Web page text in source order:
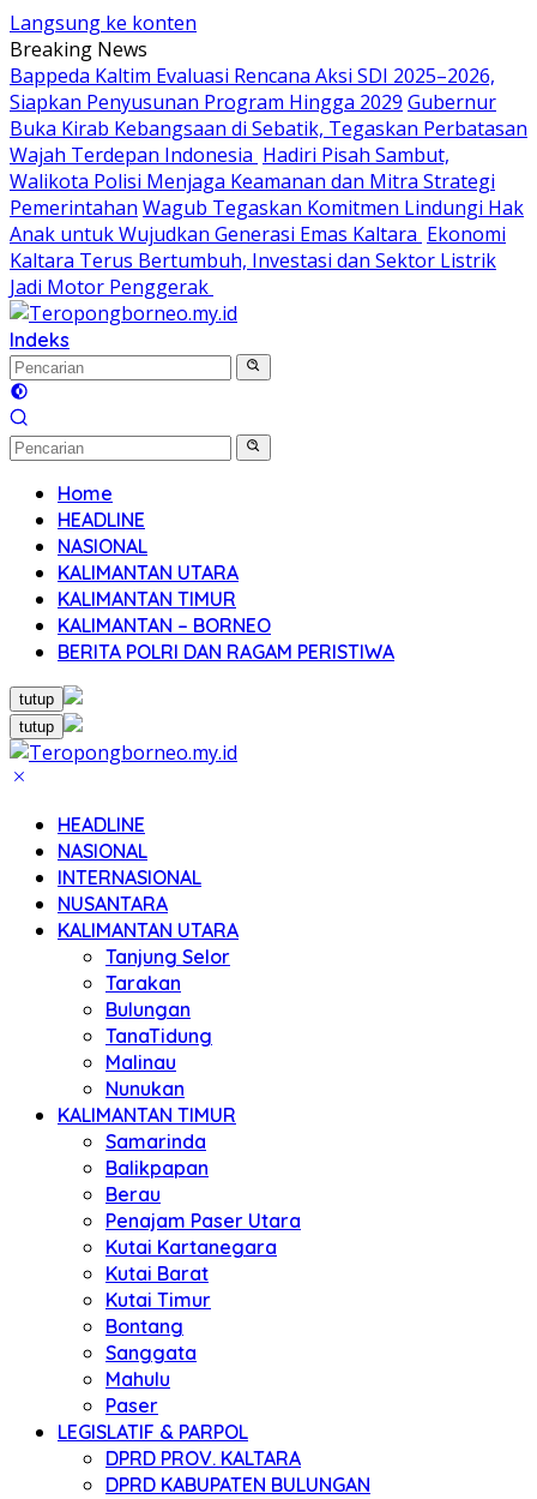
Langsung ke konten
Breaking News
Bappeda Kaltim Evaluasi Rencana Aksi SDI 2025–2026,
Siapkan Penyusunan Program Hingga 2029 Gubernur
Buka Kirab Kebangsaan di Sebatik, Tegaskan Perbatasan
Wajah Terdepan Indonesia Hadiri Pisah Sambut,
Walikota Polisi Menjaga Keamanan dan Mitra Strategi
Pemerintahan Wagub Tegaskan Komitmen Lindungi Hak
Anak untuk Wujudkan Generasi Emas Kaltara Ekonomi
Kaltara Terus Bertumbuh, Investasi dan Sektor Listrik
Jadi Motor Penggerak
Indeks
Home
HEADLINE
NASIONAL
KALIMANTAN UTARA
KALIMANTAN TIMUR
KALIMANTAN – BORNEO
BERITA POLRI DAN RAGAM PERISTIWA
tutup
tutup
HEADLINE
NASIONAL
INTERNASIONAL
NUSANTARA
KALIMANTAN UTARA
Tanjung Selor
Tarakan
Bulungan
TanaTidung
Malinau
Nunukan
KALIMANTAN TIMUR
Samarinda
Balikpapan
Berau
Penajam Paser Utara
Kutai Kartanegara
Kutai Barat
Kutai Timur
Bontang
Sanggata
Mahulu
Paser
LEGISLATIF & PARPOL
DPRD PROV. KALTARA
DPRD KABUPATEN BULUNGAN